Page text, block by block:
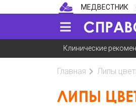
МЕДВЕСТНИК
Клинические
Главная Липы
ЛИПЫ